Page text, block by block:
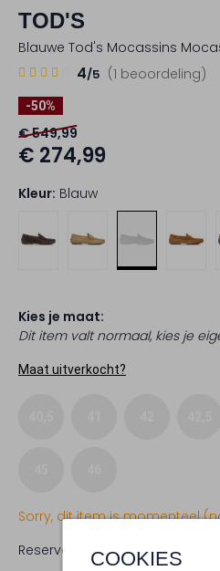
COOKIES
TOD'S
Blauwe Tod's Mocassins
(1 beoordeling)
4/5
14
Sterren
-50%
€ 549,99
€ 274,99
Kleur: Blauw
Kies je maat:
Dit item valt normaal, kies je
Maat uitverkocht?
Sorry, dit item is momenteel
Reserveer direct in een van